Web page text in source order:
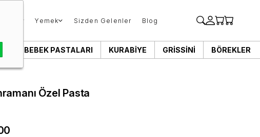
Yemek Sizden Gelenler Blog
BEBEK PASTALARI KURABIYE GRISSINI BÖREKLER
Özel Pasta